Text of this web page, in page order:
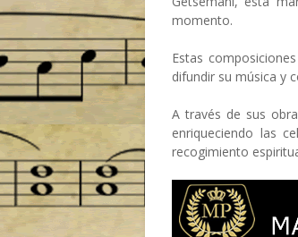
momento.​
Estas
difundir su música y
A través de sus
enriqueciendo las
recogimiento